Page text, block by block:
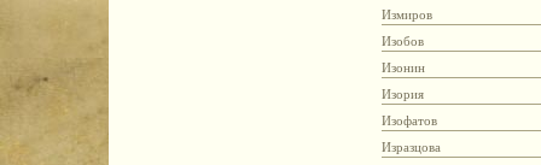
Измиров
Изобов
Изонин
Изория
Изофатов
Изразцова